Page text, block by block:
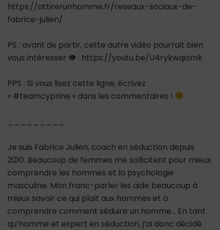
https://attirerunhomme.fr/reseaux-sociaux-de-
fabrice-julien/
PS : avant de partir, cette autre vidéo pourrait bien
vous intéresser 👁 : https://youtu.be/U4rykwqiomk
PPS : Si vous lisez cette ligne, écrivez
« #teamcyprine » dans les commentaires !
Je suis Fabrice Julien, coach en séduction depuis
2010. Beaucoup de femmes me sollicitent pour mieux
comprendre les hommes et la psychologie
masculine. Mon franc-parler les aide beaucoup à
mieux savoir ce qui plaît aux hommes et à
comprendre comment séduire un homme… En tant
qu’homme et expert en séduction, j’ai donc décidé